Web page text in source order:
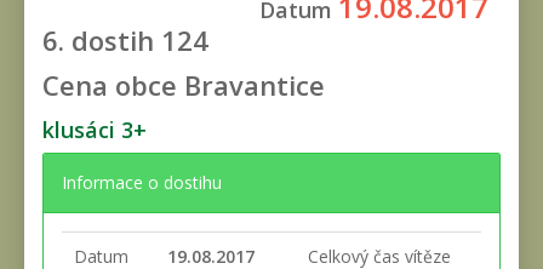
Datum
6. dostih 124
Cena obce Bravantice
klusáci 3+
Informace o dostihu
Datum 19.08.2017 Celkový čas vítěze